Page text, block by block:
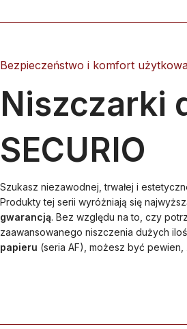
Bezpieczeństwo i komfort
Niszczarki
SECURIO
Szukasz niezawodnej, trwałej i
Produkty tej serii wyróżniają się
gwarancją. Bez względu na to, czy
zaawansowanego niszczenia dużych
papieru (seria AF), możesz być pewien,